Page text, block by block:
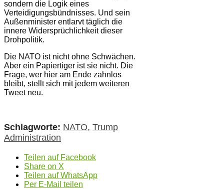
sondern die Logik eines
Verteidigungsbündnisses. Und sein
Außenminister entlarvt täglich die
innere Widersprüchlichkeit dieser
Drohpolitik.
Die NATO ist nicht ohne Schwächen.
Aber ein Papiertiger ist sie nicht. Die
Frage, wer hier am Ende zahnlos
bleibt, stellt sich mit jedem weiteren
Tweet neu.
Schlagworte: NATO, Trump
Administration
Teilen auf Facebook
Share on X
Teilen auf WhatsApp
Per E-Mail teilen